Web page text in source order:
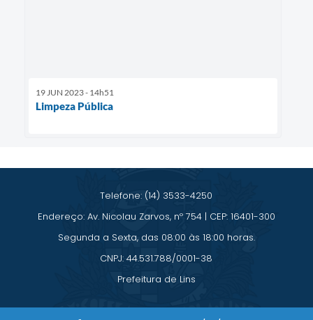
19 JUN 2023 - 14h51
Limpeza Pública
Telefone: (14) 3533-4250
Endereço: Av. Nicolau Zarvos, nº 754 | CEP: 16401-300
Segunda a Sexta, das 08:00 às 18:00 horas.
CNPJ: 44.531.788/0001-38
Prefeitura de Lins